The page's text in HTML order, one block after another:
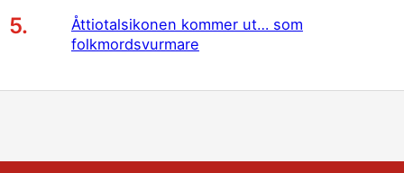
Åttiotalsikonen kommer ut… som
folkmordsvurmare